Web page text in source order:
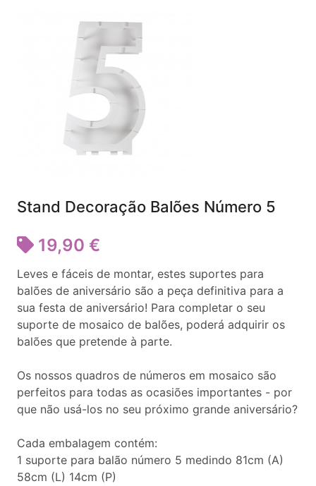
Stand Decoração Balões Número 5
19,90 €
Leves e fáceis de montar, estes suportes para
balões de aniversário são a peça definitiva para a
sua festa de aniversário! Para completar o seu
suporte de mosaico de balões, poderá adquirir os
balões que pretende à parte.
Os nossos quadros de números em mosaico são
perfeitos para todas as ocasiões importantes - por
que não usá-los no seu próximo grande aniversário?
Cada embalagem contém:
1 suporte para balão número 5 medindo 81cm (A)
58cm (L) 14cm (P)